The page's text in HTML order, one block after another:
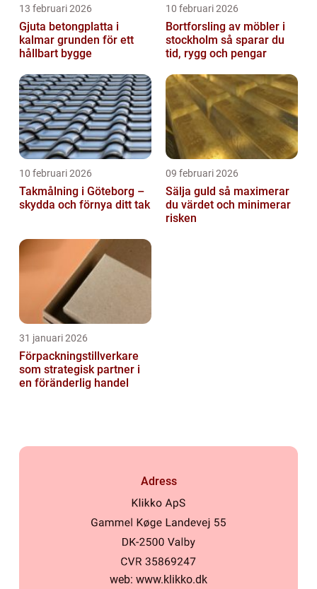
13 februari 2026
Gjuta betongplatta i
kalmar grunden för ett
hållbart bygge
10 februari 2026
Bortforsling av möbler i
stockholm så sparar du
tid, rygg och pengar
10 februari 2026
Takmålning i Göteborg –
skydda och förnya ditt tak
09 februari 2026
Sälja guld så maximerar
du värdet och minimerar
risken
31 januari 2026
Förpackningstillverkare
som strategisk partner i
en föränderlig handel
Adress
web: www.klikko.dk